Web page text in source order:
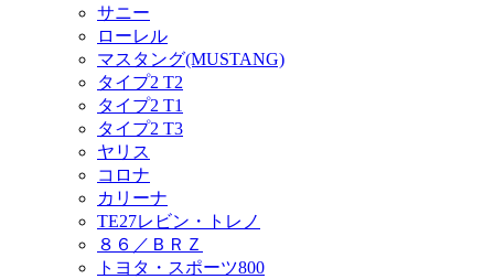
サニー
ローレル
マスタング(MUSTANG)
タイプ2 T2
タイプ2 T1
タイプ2 T3
ヤリス
コロナ
カリーナ
TE27レビン・トレノ
８６／ＢＲＺ
トヨタ・スポーツ800